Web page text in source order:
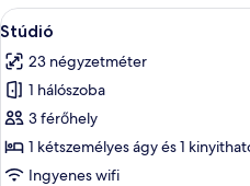
A
következő
szoba
összes
képének
megtekintése:
Stúdió
9
Stúdió
23 négyzetméter
1 hálószoba
3 férőhely
1 kétszemélyes ágy és 1
Ingyenes wifi